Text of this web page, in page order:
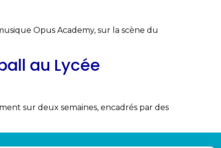
Opus Academy, sur la scène du
au Lycée
sur deux semaines, encadrés par des